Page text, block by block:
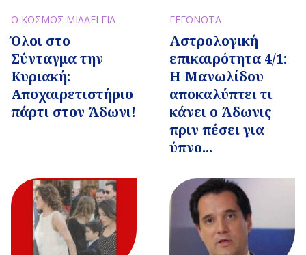
Ο ΚΟΣΜΟΣ ΜΙΛΑΕΙ ΓΙΑ
Όλοι στο
Σύνταγμα την
Κυριακή:
Αποχαιρετιστήριο
πάρτι στον Άδωνι!
ΓΕΓΟΝΟΤΑ
Αστρολογική
επικαιρότητα 4/1:
Η Μανωλίδου
αποκαλύπτει τι
κάνει ο Άδωνις
πριν πέσει για
ύπνο...